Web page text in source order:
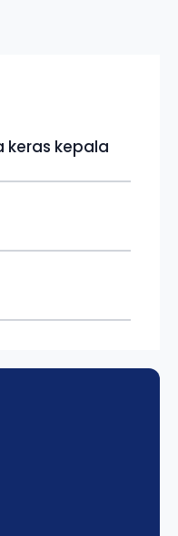
keras kepala